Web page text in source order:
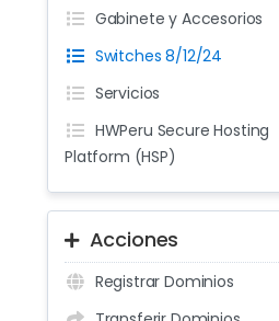
Gabinete y Accesorios
Switches 8/12/24
Servicios
HWPeru Secure Hosting
Platform (HSP)
Acciones
Registrar Dominios